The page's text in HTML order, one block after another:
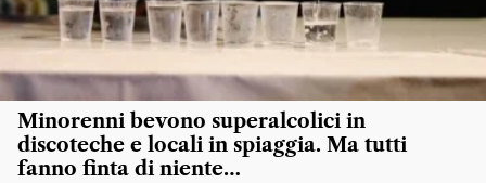
Minorenni bevono superalcolici in
discoteche e locali in spiaggia. Ma tutti
fanno finta di niente…